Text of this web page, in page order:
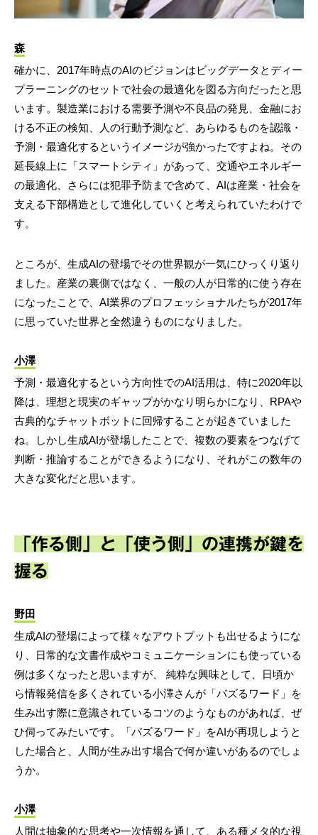
森
確かに、2017年時点のAIのビジョンはビッグデータとディー
プラーニングのセットで社会の最適化を図る方向だったと思
います。製造業における需要予測や不良品の発見、金融にお
ける不正の検知、人の行動予測など、あらゆるものを認識・
予測・最適化するというイメージが強かったですよね。その
延長線上に「スマートシティ」があって、交通やエネルギー
の最適化、さらには犯罪予防まで含めて、AIは産業・社会を
支える下部構造として進化していくと考えられていたわけで
す。
ところが、生成AIの登場でその世界観が一気にひっくり返り
ました。産業の裏側ではなく、一般の人が日常的に使う存在
になったことで、AI業界のプロフェッショナルたちが2017年
に思っていた世界と全然違うものになりました。
小澤
予測・最適化するという方向性でのAI活用は、特に2020年以
降は、理想と現実のギャップがかなり明らかになり、RPAや
古典的なチャットボットに回帰することが起きていました
ね。しかし生成AIが登場したことで、複数の要素をつなげて
判断・推論することができるようになり、それがこの数年の
大きな変化だと思います。
「作る側」と「使う側」の連携が鍵を
握る
野田
生成AIの登場によって様々なアウトプットも出せるようにな
り、日常的な文書作成やコミュニケーションにも使っている
例は多くなったと思いますが、 純粋な興味として、日頃か
ら情報発信を多くされている小澤さんが「バズるワード」を
生み出す際に意識されているコツのようなものがあれば、ぜ
ひ伺ってみたいです。「バズるワード」をAIが再現しようと
した場合と、人間が生み出す場合で何か違いがあるのでしょ
うか。
小澤
人間は抽象的な思考や一次情報を通して、ある種メタ的な視